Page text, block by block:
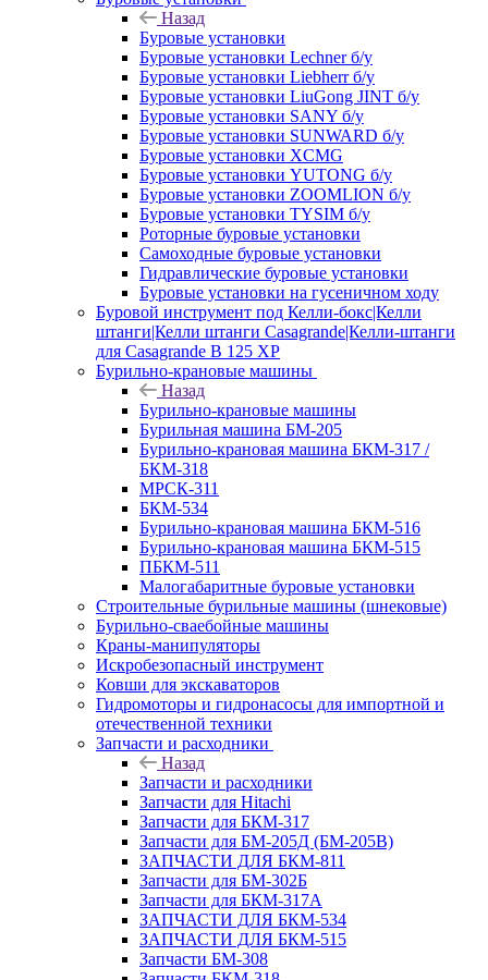
Назад
Буровые установки
Буровые установки Lechner б/у
Буровые установки Liebherr б/у
Буровые установки LiuGong JINT б/у
Буровые установки SANY б/у
Буровые установки SUNWARD б/у
Буровые установки XCMG
Буровые установки YUTONG б/у
Буровые установки ZOOMLION б/у
Буровые установки TYSIM б/у
Роторные буровые установки
Самоходные буровые установки
Гидравлические буровые установки
Буровые установки на гусеничном ходу
Буровой инструмент под Келли-бокс|Келли
штанги|Келли штанги Casagrande|Келли-штанги
для Casagrande B 125 XP
Бурильно-крановые машины
Назад
Бурильно-крановые машины
Бурильная машина БМ-205
Бурильно-крановая машина БКМ-317 /
БКМ-318
МРСК-311
БКМ-534
Бурильно-крановая машина БКМ-516
Бурильно-крановая машина БКМ-515
ПБКМ-511
Малогабаритные буровые установки
Строительные бурильные машины (шнековые)
Бурильно-сваебойные машины
Краны-манипуляторы
Искробезопасный инструмент
Ковши для экскаваторов
Гидромоторы и гидронасосы для импортной и
отечественной техники
Запчасти и расходники
Назад
Запчасти и расходники
Запчасти для Hitachi
Запчасти для БКМ-317
Запчасти для БМ-205Д (БМ-205В)
ЗАПЧАСТИ ДЛЯ БКМ-811
Запчасти для БМ-302Б
Запчасти для БКМ-317А
ЗАПЧАСТИ ДЛЯ БКМ-534
ЗАПЧАСТИ ДЛЯ БКМ-515
Запчасти БМ-308